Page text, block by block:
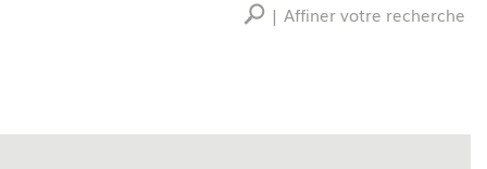
Affiner votre recherche